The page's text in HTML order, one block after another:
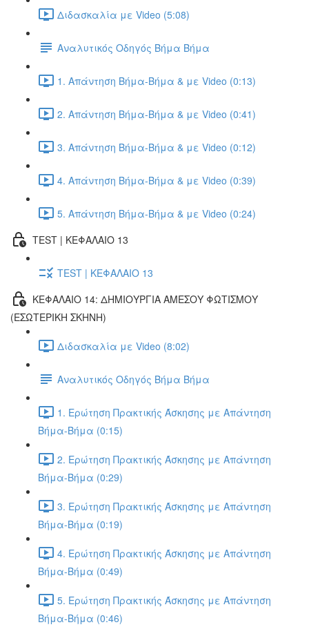
Διδασκαλία με Video (5:08)
Αναλυτικός Οδηγός Βήμα Βήμα
1. Απάντηση Βήμα-Βήμα & με Video (0:13)
2. Απάντηση Βήμα-Βήμα & με Video (0:41)
3. Απάντηση Βήμα-Βήμα & με Video (0:12)
4. Απάντηση Βήμα-Βήμα & με Video (0:39)
5. Απάντηση Βήμα-Βήμα & με Video (0:24)
TEST | ΚΕΦΑΛΑΙΟ 13
TEST | ΚΕΦΑΛΑΙΟ 13
ΚΕΦΑΛΑΙΟ 14: ΔΗΜΙΟΥΡΓΙΑ ΑΜΕΣΟΥ ΦΩΤΙΣΜΟΥ
(ΕΣΩΤΕΡΙΚΗ ΣΚΗΝΗ)
Διδασκαλία με Video (8:02)
Αναλυτικός Οδηγός Βήμα Βήμα
1. Ερώτηση Πρακτικής Άσκησης με Απάντηση
Βήμα-Βήμα (0:15)
2. Ερώτηση Πρακτικής Άσκησης με Απάντηση
Βήμα-Βήμα (0:29)
3. Ερώτηση Πρακτικής Άσκησης με Απάντηση
Βήμα-Βήμα (0:19)
4. Ερώτηση Πρακτικής Άσκησης με Απάντηση
Βήμα-Βήμα (0:49)
5. Ερώτηση Πρακτικής Άσκησης με Απάντηση
Βήμα-Βήμα (0:46)